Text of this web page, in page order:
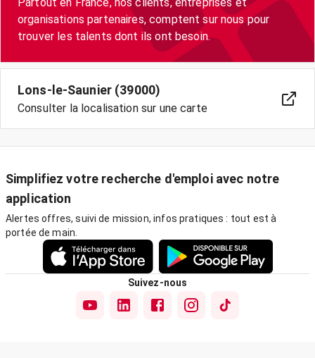
organisations partenaires, comptent sur nous pour
trouver les talents dont ils ont besoin.
Lons-le-Saunier (39000)
Consulter la localisation sur une carte
Simplifiez votre recherche d'emploi avec notre
application
Alertes offres, suivi de mission, infos pratiques : tout est à
portée de main.
Suivez-nous